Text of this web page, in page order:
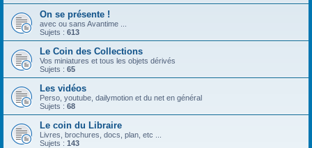
On se présente !
avec ou sans Avantime ...
Sujets : 613
Le Coin des Collections
Vos miniatures et tous les objets dérivés
Sujets : 65
Les vidéos
Perso, youtube, dailymotion et du net en général
Sujets : 68
Le coin du Libraire
Livres, brochures, docs, plan, etc ...
Sujets : 143